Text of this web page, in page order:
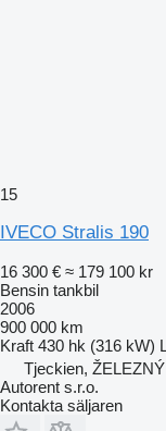
15
IVECO Stralis 190
16 300 € ≈ 179 100 kr
Bensin tankbil
2006
900 000 km
Kraft 430 hk (316 kW)
Tjeckien,
Autorent s.r.o.
Kontakta säljaren